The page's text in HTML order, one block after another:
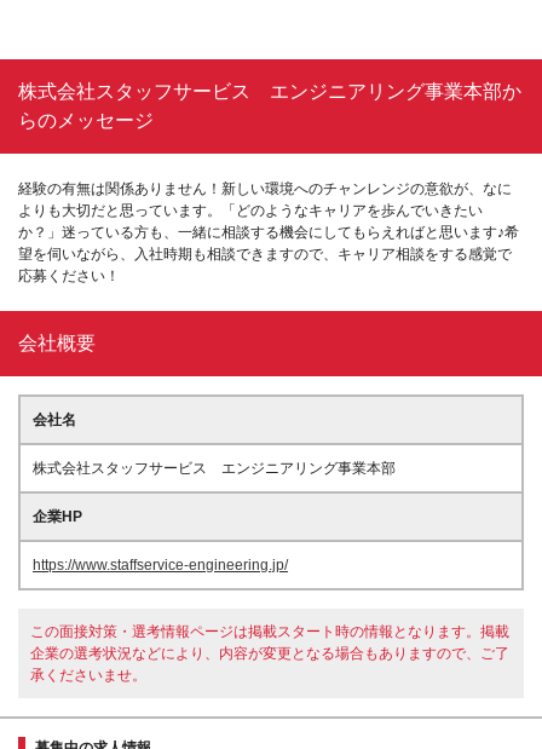
株式会社スタッフサービス エンジニアリング事業本部か
らのメッセージ
経験の有無は関係ありません！新しい環境へのチャンレンジの意欲が、なに
よりも大切だと思っています。「どのようなキャリアを歩んでいきたい
か？」迷っている方も、一緒に相談する機会にしてもらえればと思います♪希
望を伺いながら、入社時期も相談できますので、キャリア相談をする感覚で
応募ください！
会社概要
会社名
株式会社スタッフサービス エンジニアリング事業本部
企業HP
https://www.staffservice-engineering.jp/
この面接対策・選考情報ページは掲載スタート時の情報となります。掲載
企業の選考状況などにより、内容が変更となる場合もありますので、ご了
承くださいませ。